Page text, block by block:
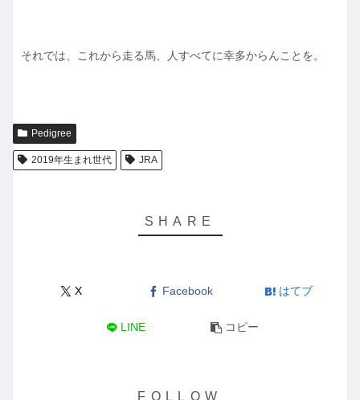
それでは、これから走る馬、人すべてに幸多からんことを。
Pedigree
2019年生まれ世代 JRA
X Facebook はてブ
LINE コピー